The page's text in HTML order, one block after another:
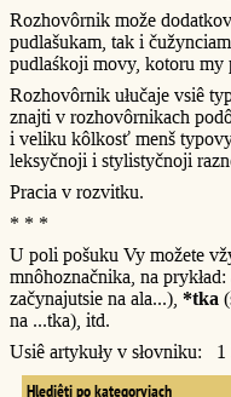
Rozhovôrnik može
pudlašukam, tak i
pudlaśkoji movy, kotoru my
Rozhovôrnik ułučaje vsiê
znajti v rozhovôrnikach
i veliku kôlkosť menš
leksyčnoji i stylistyčnoji
Pracia v rozvitku.
* * *
U poli pošuku Vy možete
mnôhoznačnika, na prykład:
začynajutsie na ala...), *tka
na ...tka), itd.
Usiê artykuły v słovniku: 1
Hlediêti po kategoryjach